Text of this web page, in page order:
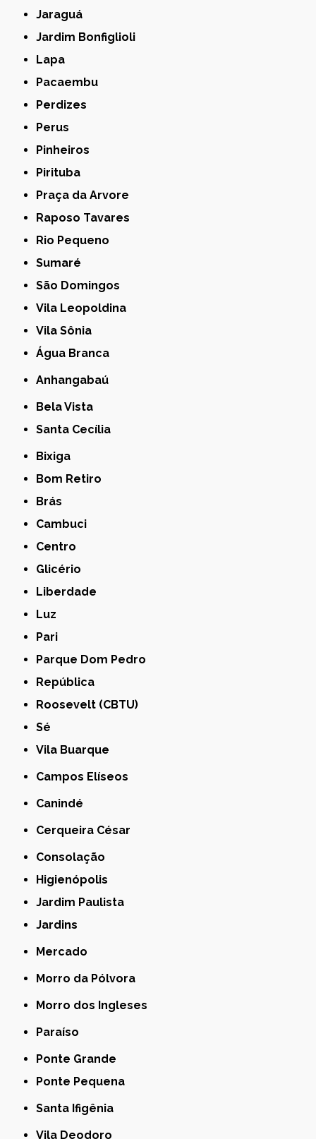
Jaraguá
Jardim Bonfiglioli
Lapa
Pacaembu
Perdizes
Perus
Pinheiros
Pirituba
Praça da Arvore
Raposo Tavares
Rio Pequeno
Sumaré
São Domingos
Vila Leopoldina
Vila Sônia
Água Branca
Anhangabaú
Bela Vista
Santa Cecília
Bixiga
Bom Retiro
Brás
Cambuci
Centro
Glicério
Liberdade
Luz
Pari
Parque Dom Pedro
República
Roosevelt (CBTU)
Sé
Vila Buarque
Campos Elíseos
Canindé
Cerqueira César
Consolação
Higienópolis
Jardim Paulista
Jardins
Mercado
Morro da Pólvora
Morro dos Ingleses
Paraíso
Ponte Grande
Ponte Pequena
Santa Ifigênia
Vila Deodoro